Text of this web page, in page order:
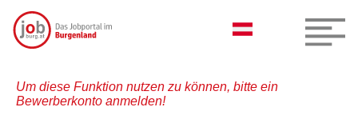
Um diese Funktion nutzen zu können, bitte ein
Bewerberkonto anmelden!